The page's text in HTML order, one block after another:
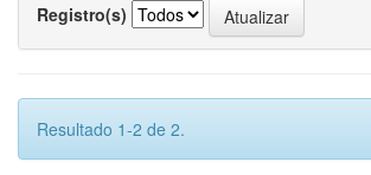
Registro(s)
Resultado 1-2 de 2.